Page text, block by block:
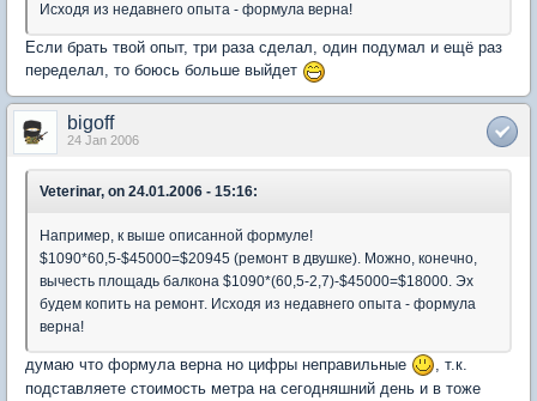
Исходя из недавнего опыта - формула верна!
Если брать твой опыт, три раза сделал, один подумал и ещё раз
переделал, то боюсь больше выйдет
bigoff
24 Jan 2006
Veterinar, on 24.01.2006 - 15:16:
Например, к выше описанной формуле!
$1090*60,5-$45000=$20945 (ремонт в двушке). Можно, конечно,
вычесть площадь балкона $1090*(60,5-2,7)-$45000=$18000. Эх
будем копить на ремонт. Исходя из недавнего опыта - формула
верна!
думаю что формула верна но цифры неправильные
, т.к.
подставляете стоимость метра на сегодняшний день и в тоже